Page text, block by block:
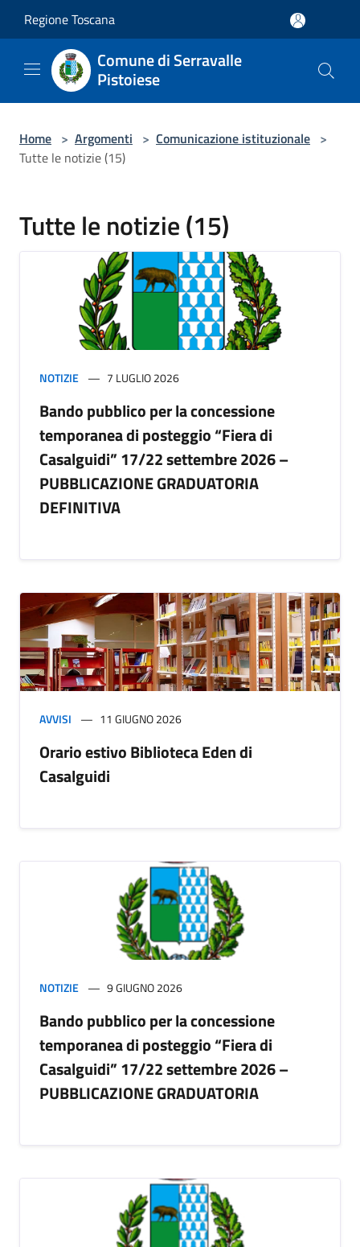
Regione Toscana
Comune di Serravalle
Pistoiese
Home > Argomenti > Comunicazione istituzionale >
Tutte le notizie (15)
Tutte le notizie (15)
NOTIZIE 7 LUGLIO 2026
Bando pubblico per la concessione
temporanea di posteggio “Fiera di
Casalguidi” 17/22 settembre 2026 –
PUBBLICAZIONE GRADUATORIA
DEFINITIVA
AVVISI 11 GIUGNO 2026
Orario estivo Biblioteca Eden di
Casalguidi
NOTIZIE 9 GIUGNO 2026
Bando pubblico per la concessione
temporanea di posteggio “Fiera di
Casalguidi” 17/22 settembre 2026 –
PUBBLICAZIONE GRADUATORIA